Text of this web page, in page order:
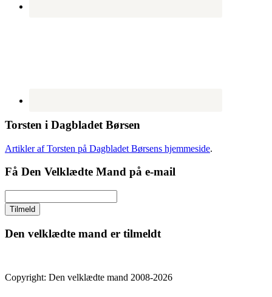
Torsten i Dagbladet Børsen
Artikler af Torsten på Dagbladet Børsens hjemmeside.
Få Den Velklædte Mand på e-mail
Den velklædte mand er tilmeldt
Copyright: Den velklædte mand 2008-2026